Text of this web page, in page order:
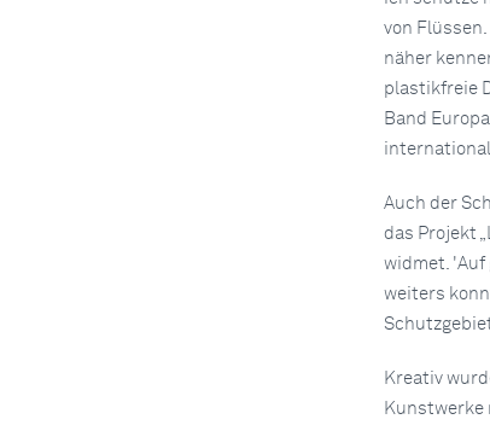
von
näher
plastikfreie
Band
Auch der
das Projekt
widmet. 'Auf
weiters
Kreativ
Kunstwerke